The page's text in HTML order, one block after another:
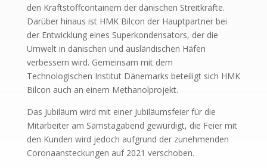
den Kraftstoffcontainern der dänischen Streitkräfte.
Darüber hinaus ist HMK Bilcon der Hauptpartner bei
der Entwicklung eines Superkondensators, der die
Umwelt in dänischen und ausländischen Häfen
verbessern wird. Gemeinsam mit dem
Technologischen Institut Dänemarks beteiligt sich HMK
Bilcon auch an einem Methanolprojekt.
Das Jubiläum wird mit einer Jubiläumsfeier für die
Mitarbeiter am Samstagabend gewürdigt, die Feier mit
den Kunden wird jedoch aufgrund der zunehmenden
Coronaansteckungen auf 2021 verschoben.